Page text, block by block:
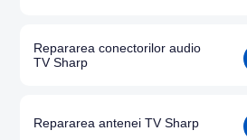
Repararea conectorilor audio
TV Sharp
Repararea antenei TV Sharp